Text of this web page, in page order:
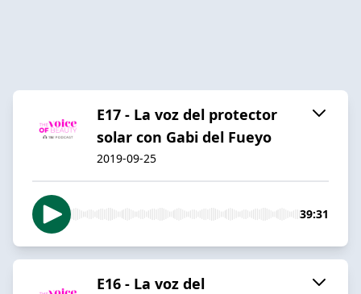
E17 - La voz del protector
solar con Gabi del Fueyo
2019-09-25
39:31
E16 - La voz del